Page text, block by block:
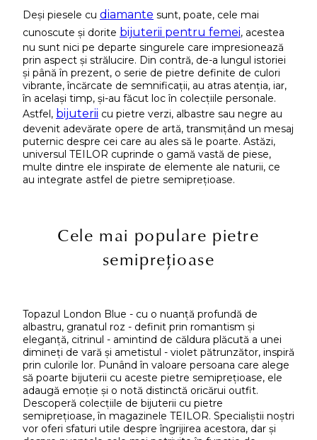
Deși piesele cu diamante sunt, poate, cele mai
cunoscute și dorite bijuterii pentru femei, acestea
nu sunt nici pe departe singurele care impresionează
prin aspect și strălucire. Din contră, de-a lungul istoriei
și până în prezent, o serie de pietre definite de culori
vibrante, încărcate de semnificații, au atras atenția, iar,
în același timp, și-au făcut loc în colecțiile personale.
Astfel, bijuterii cu pietre verzi, albastre sau negre au
devenit adevărate opere de artă, transmițând un mesaj
puternic despre cei care au ales să le poarte. Astăzi,
universul TEILOR cuprinde o gamă vastă de piese,
multe dintre ele inspirate de elemente ale naturii, ce
au integrate astfel de pietre semiprețioase.
Cele mai populare pietre
semiprețioase
Topazul London Blue - cu o nuanță profundă de
albastru, granatul roz - definit prin romantism și
eleganță, citrinul - amintind de căldura plăcută a unei
dimineți de vară și ametistul - violet pătrunzător, inspiră
prin culorile lor. Punând în valoare persoana care alege
să poarte bijuterii cu aceste pietre semiprețioase, ele
adaugă emoție și o notă distinctă oricărui outfit.
Descoperă colecțiile de bijuterii cu pietre
semiprețioase, în magazinele TEILOR. Specialiștii noștri
vor oferi sfaturi utile despre îngrijirea acestora, dar și